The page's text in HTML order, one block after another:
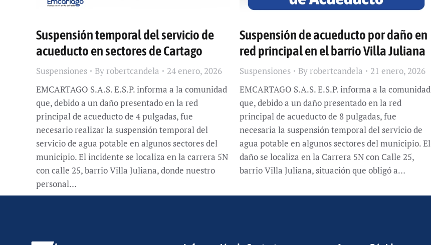
Suspensión temporal del servicio de
acueducto en sectores de Cartago
Suspensiones By robertcandela
24 enero, 2026
EMCARTAGO S.A.S. E.S.P. informa a la comunidad
que, debido a un daño presentado en la red
principal de acueducto de 4 pulgadas, fue
necesario realizar la suspensión temporal del
servicio de agua potable en algunos sectores del
municipio. El incidente se localiza en la carrera 5N
con calle 25, barrio Villa Juliana, donde nuestro
personal…
Suspensión de acueducto por daño en
red principal en el barrio Villa Juliana
Suspensiones By robertcandela
21 enero, 2026
EMCARTAGO S.A.S. E.S.P. informa a la comunidad
que, debido a un daño presentado en la red
principal de acueducto de 8 pulgadas, fue
necesaria la suspensión temporal del servicio de
agua potable en algunos sectores del municipio. El
daño se localiza en la Carrera 5N con Calle 25,
barrio Villa Juliana, situación que obligó a…